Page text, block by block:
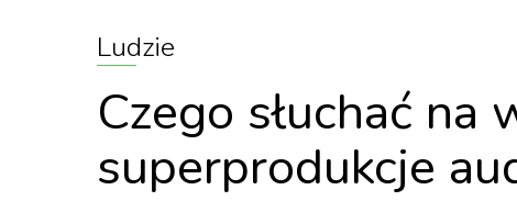
Ludzie
Czego słuchać na
superprodukcje